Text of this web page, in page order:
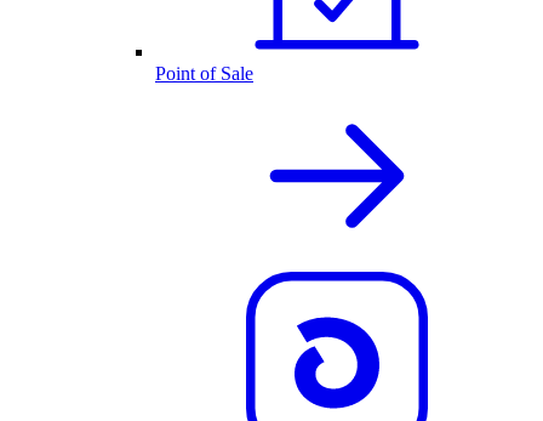
Point of Sale